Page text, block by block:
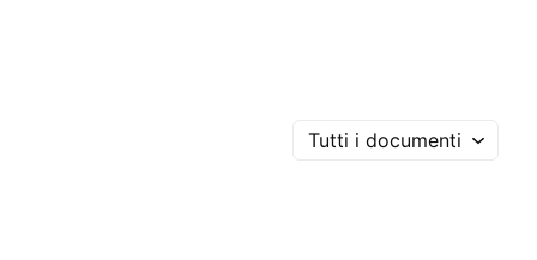
Tutti i documenti